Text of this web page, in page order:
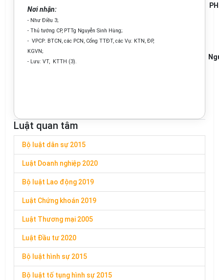
Nơi nhận:
- Như Điều 3;
- Thủ tướng CP, PTTg Nguyễn Sinh Hùng;
- VPCP: BTCN, các PCN, Cổng TTĐT, các Vụ: KTN, ĐP,
KGVN;
- Lưu: VT, KTTH (3).
Luật quan tâm
Bộ luật dân sự 2015
Luật Doanh nghiệp 2020
Bộ luật Lao động 2019
Luật Chứng khoán 2019
Luật Thương mại 2005
Luật Đầu tư 2020
Bộ luật hình sự 2015
Bộ luật tố tụng hình sự 2015